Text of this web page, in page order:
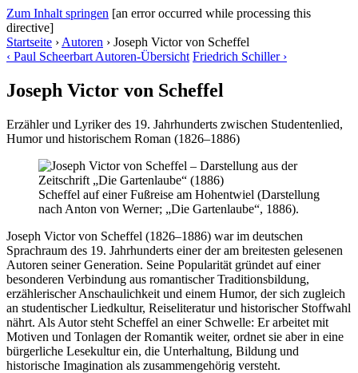
Zum Inhalt springen [an error occurred while processing this
directive]
Startseite › Autoren › Joseph Victor von Scheffel
‹ Paul Scheerbart Autoren-Übersicht Friedrich Schiller ›
Joseph Victor von Scheffel
Erzähler und Lyriker des 19. Jahrhunderts zwischen Studentenlied,
Humor und historischem Roman (1826–1886)
Scheffel auf einer Fußreise am Hohentwiel (Darstellung
nach Anton von Werner; „Die Gartenlaube“, 1886).
Joseph Victor von Scheffel (1826–1886) war im deutschen
Sprachraum des 19. Jahrhunderts einer der am breitesten gelesenen
Autoren seiner Generation. Seine Popularität gründet auf einer
besonderen Verbindung aus romantischer Traditionsbildung,
erzählerischer Anschaulichkeit und einem Humor, der sich zugleich
an studentischer Liedkultur, Reiseliteratur und historischer Stoffwahl
nährt. Als Autor steht Scheffel an einer Schwelle: Er arbeitet mit
Motiven und Tonlagen der Romantik weiter, ordnet sie aber in eine
bürgerliche Lesekultur ein, die Unterhaltung, Bildung und
historische Imagination als zusammengehörig versteht.